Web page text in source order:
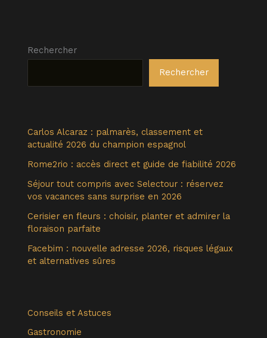
Rechercher
Rechercher
Carlos Alcaraz : palmarès, classement et
actualité 2026 du champion espagnol
Rome2rio : accès direct et guide de fiabilité 2026
Séjour tout compris avec Selectour : réservez
vos vacances sans surprise en 2026
Cerisier en fleurs : choisir, planter et admirer la
floraison parfaite
Facebim : nouvelle adresse 2026, risques légaux
et alternatives sûres
Conseils et Astuces
Gastronomie